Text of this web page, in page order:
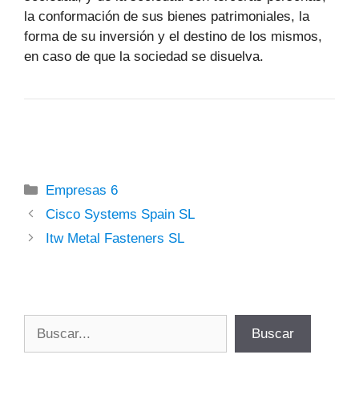
la conformación de sus bienes patrimoniales, la
forma de su inversión y el destino de los mismos,
en caso de que la sociedad se disuelva.
Categorías
Empresas 6
Cisco Systems Spain SL
Itw Metal Fasteners SL
Buscar